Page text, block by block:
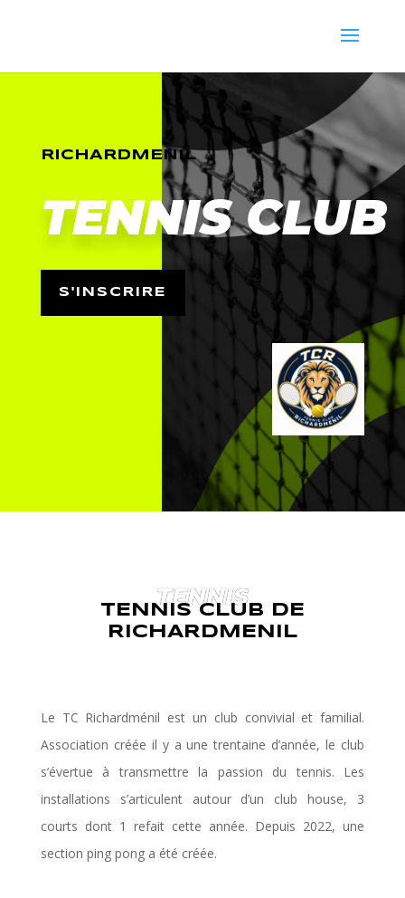
RICHARDMENIL
TENNIS CLUB
S'INSCRIRE
TENNIS
TENNIS CLUB DE
RICHARDMENIL
Le TC Richardménil est un club convivial et familial.
Association créée il y a une trentaine d’année, le club
s’évertue à transmettre la passion du tennis. Les
installations s’articulent autour d’un club house, 3
courts dont 1 refait cette année. Depuis 2022, une
section ping pong a été créée.